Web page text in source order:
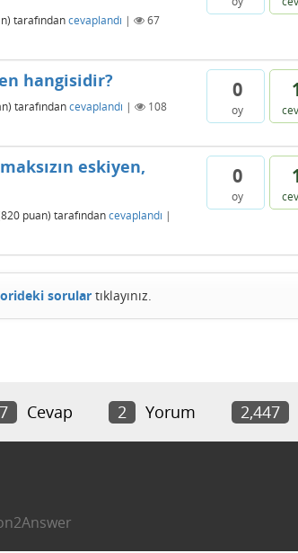
tarafındancevaplandı |
67
0
oy
hangisidir?
tarafındancevaplandı |
108
0
oy
eskiyen,
820 puan) tarafındancevaplandı |
sorulartıklayınız.
Cevap 2 Yorum 2,447